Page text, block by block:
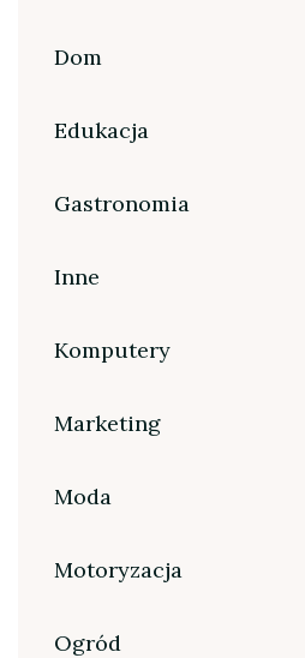
Dom
Edukacja
Gastronomia
Inne
Komputery
Marketing
Moda
Motoryzacja
Ogród